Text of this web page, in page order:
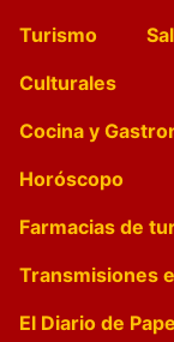
Turismo
Culturales
Cocina y
Horóscopo
Farmacias de
Transmisiones
El Diario de